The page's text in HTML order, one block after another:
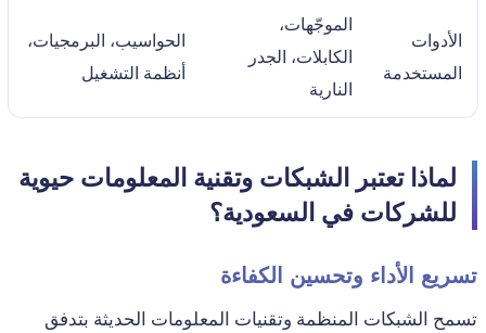
الأدوات
المستخدمة
الموجّهات،
الكابلات، الجدر
النارية
الحواسيب، البرمجيات،
أنظمة التشغيل
لماذا تعتبر الشبكات وتقنية المعلومات حيوية
للشركات في السعودية؟
تسريع الأداء وتحسين الكفاءة
تسمح الشبكات المنظمة وتقنيات المعلومات الحديثة بتدفق